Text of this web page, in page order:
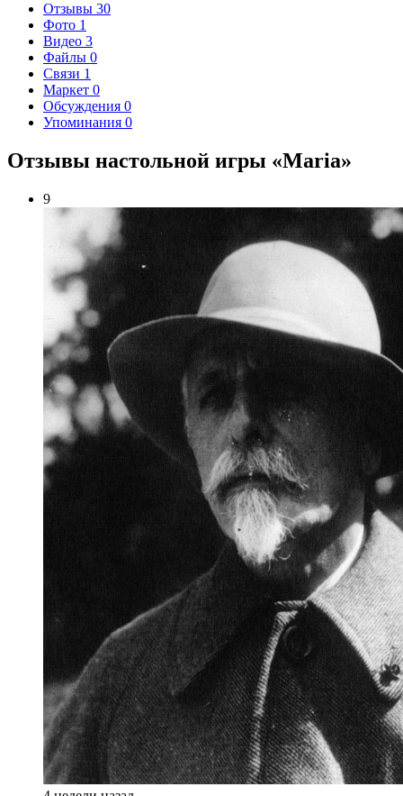
Отзывы 30
Фото 1
Видео 3
Файлы 0
Связи 1
Маркет 0
Обсуждения 0
Упоминания 0
Отзывы настольной игры «Maria»
9